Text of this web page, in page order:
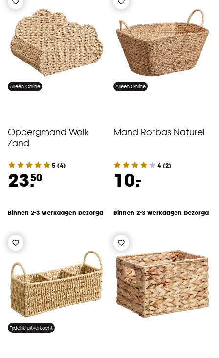
Alleen Online
Opbergmand Wolk
Zand
5 (4)
23.50
Binnen 2-3 werkdagen bezorgd
Alleen Online
Mand Rorbas Naturel
4(2)
10.
-
Binnen 2-3 werkdagen bezorgd
Tijdelijk uitverkocht